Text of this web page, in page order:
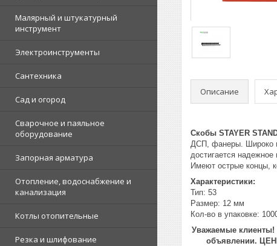
Малярный и штукатурный
инструмент
Электроинструменты
Сантехника
Сад и огород
Сварочное и паяльное
оборудование
Запорная арматура
Отопление, водоснабжение и
канализация
Котлы отопительные
Резка и шлифование
Описание
Скобы STAYER
ДСП, фанеры. Широко
достигается
Имеют острые концы,
Характеристики:
Тип: 53
Размер: 12 мм
Кол-во в упаковке:
Уважаемые клиенты!
объявлении.